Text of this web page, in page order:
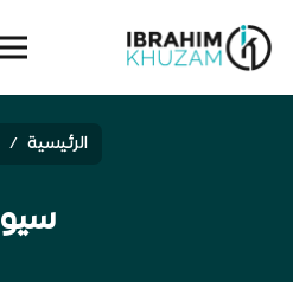
الرئيسية /
سيو